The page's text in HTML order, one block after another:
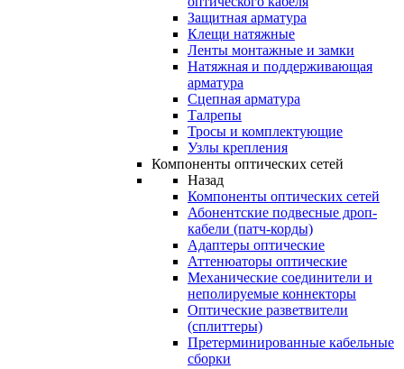
Защитная арматура
Клещи натяжные
Ленты монтажные и замки
Натяжная и поддерживающая
арматура
Сцепная арматура
Талрепы
Тросы и комплектующие
Узлы крепления
Компоненты оптических сетей
Назад
Компоненты оптических сетей
Абонентские подвесные дроп-
кабели (патч-корды)
Адаптеры оптические
Аттенюаторы оптические
Механические соединители и
неполируемые коннекторы
Оптические разветвители
(сплиттеры)
Претерминированные кабельные
сборки